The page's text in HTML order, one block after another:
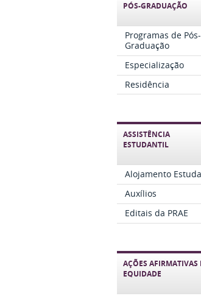
PÓS-GRADUAÇÃO
Programas de Pós-
Graduação
Especialização
Residência
ASSISTÊNCIA
ESTUDANTIL
Alojamento
Auxílios
Editais da PRAE
AÇÕES AFIRMATIVAS
EQUIDADE